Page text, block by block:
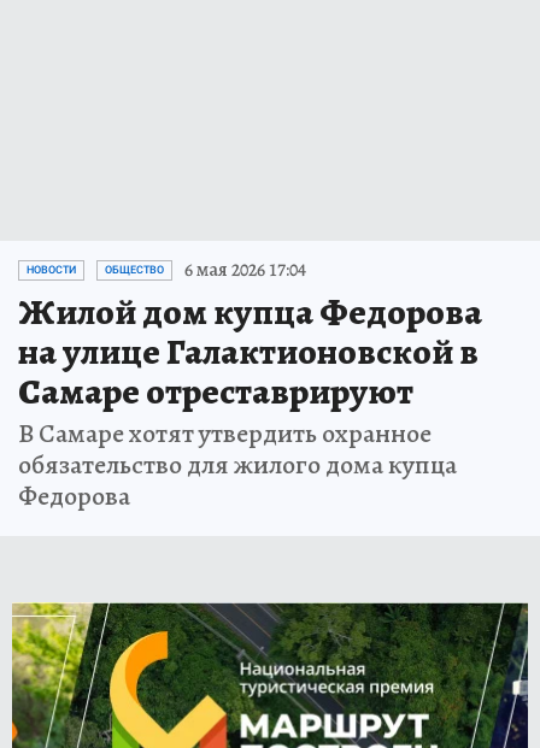
НОВОСТИ ОБЩЕСТВО 6 мая 2026 17:04
Жилой дом купца Федорова
на улице Галактионовской в
Самаре отреставрируют
В Самаре хотят утвердить охранное
обязательство для жилого дома купца
Федорова